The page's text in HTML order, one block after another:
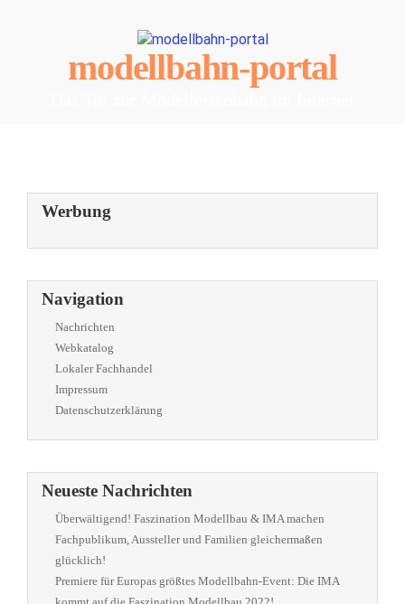
modellbahn-portal
Werbung
Navigation
Nachrichten
Webkatalog
Lokaler Fachhandel
Impressum
Datenschutzerklärung
Neueste Nachrichten
Überwältigend! Faszination Modellbau & IMA machen
Fachpublikum, Aussteller und Familien gleichermaßen
glücklich!
Premiere für Europas größtes Modellbahn-Event: Die IMA